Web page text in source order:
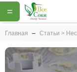
=
Главная Статьи >